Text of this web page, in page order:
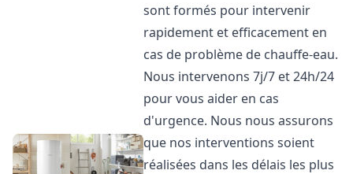
sont formés pour intervenir
rapidement et efficacement en
cas de problème de chauffe-eau.
Nous intervenons 7j/7 et 24h/24
pour vous aider en cas
d'urgence. Nous nous assurons
que nos interventions soient
réalisées dans les délais les plus